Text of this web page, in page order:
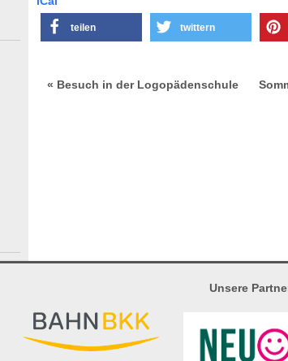
teilen twittern
« Besuch in der Logopädenschule
Unsere